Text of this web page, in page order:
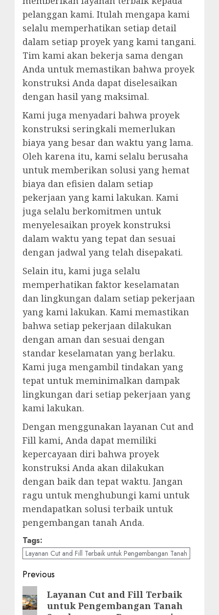
pelanggan kami. Itulah mengapa kami
selalu memperhatikan setiap detail
dalam setiap proyek yang kami tangani.
Tim kami akan bekerja sama dengan
Anda untuk memastikan bahwa proyek
konstruksi Anda dapat diselesaikan
dengan hasil yang maksimal.
Kami juga menyadari bahwa proyek
konstruksi seringkali memerlukan
biaya yang besar dan waktu yang lama.
Oleh karena itu, kami selalu berusaha
untuk memberikan solusi yang hemat
biaya dan efisien dalam setiap
pekerjaan yang kami lakukan. Kami
juga selalu berkomitmen untuk
menyelesaikan proyek konstruksi
dalam waktu yang tepat dan sesuai
dengan jadwal yang telah disepakati.
Selain itu, kami juga selalu
memperhatikan faktor keselamatan
dan lingkungan dalam setiap pekerjaan
yang kami lakukan. Kami memastikan
bahwa setiap pekerjaan dilakukan
dengan aman dan sesuai dengan
standar keselamatan yang berlaku.
Kami juga mengambil tindakan yang
tepat untuk meminimalkan dampak
lingkungan dari setiap pekerjaan yang
kami lakukan.
Dengan menggunakan layanan Cut and
Fill kami, Anda dapat memiliki
kepercayaan diri bahwa proyek
konstruksi Anda akan dilakukan
dengan baik dan tepat waktu. Jangan
ragu untuk menghubungi kami untuk
mendapatkan solusi terbaik untuk
pengembangan tanah Anda.
Tags:
Layanan Cut and Fill Terbaik untuk Pengembangan Tanah
Post
navigation
Previous
Previous
post:
Layanan Cut and Fill Terbaik
untuk Pengembangan Tanah